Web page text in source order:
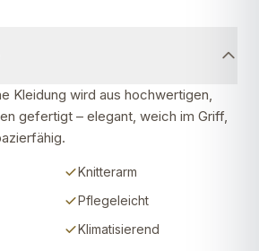
Kleidung wird aus hochwertigen,
gefertigt – elegant, weich im Griff,
Knitterarm
Pflegeleicht
Klimatisierend